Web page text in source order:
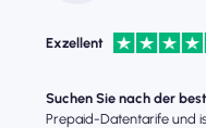
Exzellent
Suchen Sie nach der
Prepaid-Datentarife und